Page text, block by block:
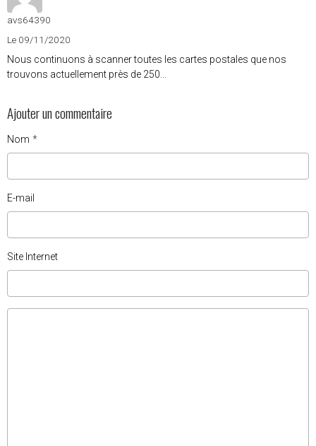
avs64390
Le 09/11/2020
Nous continuons à scanner toutes les cartes postales que nos
trouvons actuellement près de 250...
Ajouter un commentaire
Nom
E-mail
Site Internet